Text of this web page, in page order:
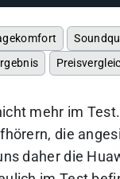
mehr im
die
daher die